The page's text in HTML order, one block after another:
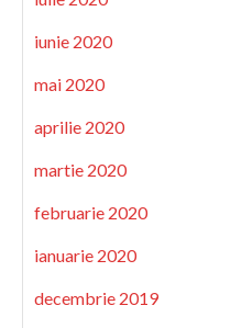
iunie 2020
mai 2020
aprilie 2020
martie 2020
februarie 2020
ianuarie 2020
decembrie 2019